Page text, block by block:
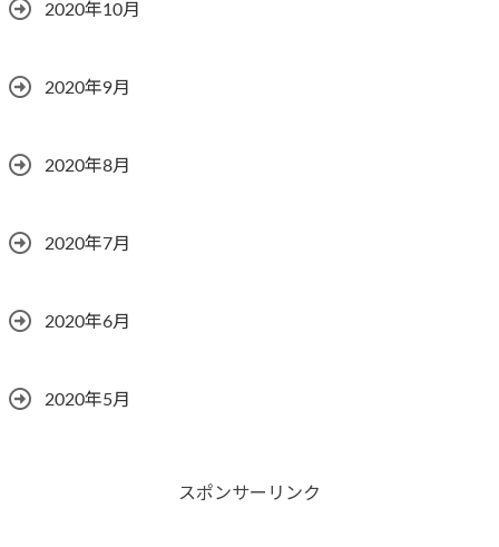
2020年10月
2020年9月
2020年8月
2020年7月
2020年6月
2020年5月
スポンサーリンク